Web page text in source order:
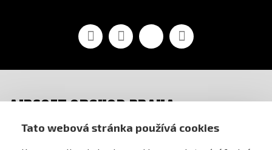
Tato webová stránka používá cookies
FacebookYouTubeVimeo Instagram
AIRSOFT OBCHOD PRAHA